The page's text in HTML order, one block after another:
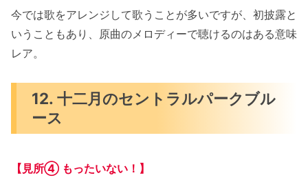
今では歌をアレンジして歌うことが多いですが、初披露と
いうこともあり、原曲のメロディーで聴けるのはある意味
レア。
12. 十二月のセントラルパークブル
ース
【見所④ もったいない！】